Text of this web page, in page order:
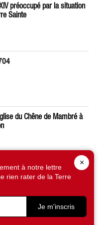
préoccupé par la situation
Sainte
du Chêne de Mambré à
la saisie d’une terre du
grec-orthodoxe inquiète
×
à notre lettre
rien rater de la Terre
Je m'inscris